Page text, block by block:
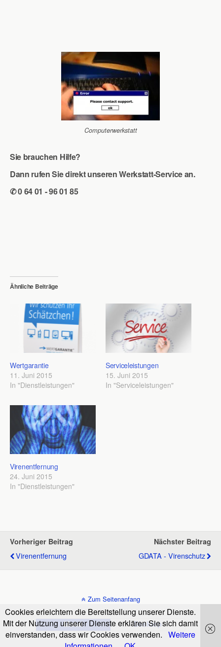
Computerwerkstatt
Sie brauchen Hilfe?
Dann rufen Sie direkt unseren Werkstatt-Service an.
✆ 0 64 01 - 96 01 85
Ähnliche Beiträge
Wertgarantie
11. Juni 2015
In "Dienstleistungen"
Serviceleistungen
15. Juni 2015
In "Serviceleistungen"
Virenentfernung
24. Juni 2015
In "Dienstleistungen"
Vorheriger Beitrag
Virenentfernung
Nächster Beitrag
GDATA - Virenschutz
Zum Seitenanfang
Mobil Desktop
Cookies erleichtern die Bereitstellung unserer Dienste.
Mit der Nutzung unserer Dienste erklären Sie sich damit
einverstanden, dass wir Cookies verwenden. Weitere